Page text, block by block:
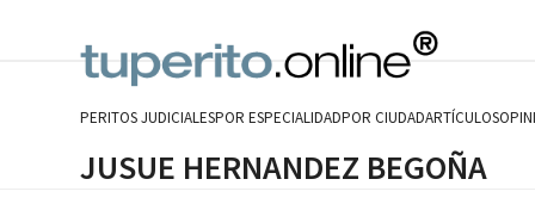
PERITOS JUDICIALESPOR ESPECIALIDADPOR CIUDADARTÍCULOS
JUSUE HERNANDEZ BEGOÑA